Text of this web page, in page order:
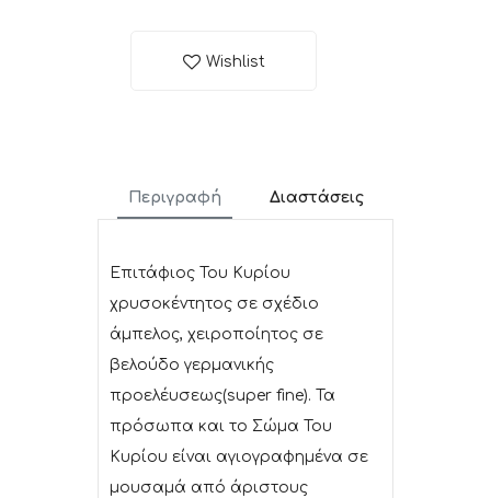
Wishlist
Περιγραφή Διαστάσεις
Επιτάφιος Του Κυρίου
χρυσοκέντητος σε σχέδιο
άμπελος, χειροποίητος σε
βελούδο γερμανικής
προελέυσεως(super fine). Τα
πρόσωπα και το Σώμα Του
Κυρίου είναι αγιογραφημένα σε
μουσαμά από άριστους